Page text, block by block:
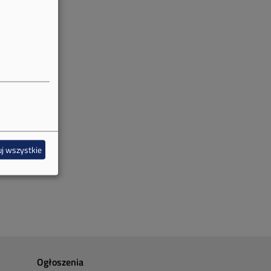
Ogłoszenia
wszystkie